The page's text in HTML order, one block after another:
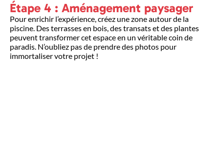
Étape 4 : Aménagement paysager
Pour enrichir l’expérience, créez une zone autour de la
piscine. Des terrasses en bois, des transats et des plantes
peuvent transformer cet espace en un véritable coin de
paradis. N’oubliez pas de prendre des photos pour
immortaliser votre projet !